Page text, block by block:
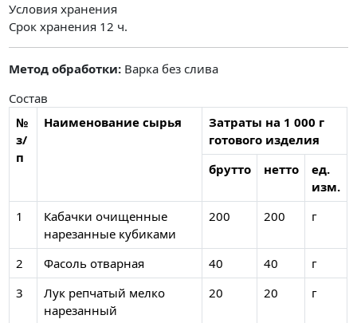
Условия хранения
Срок хранения 12 ч.
Метод обработки: Варка без слива
Состав
№
з/
п
Наименование сырья
Затраты на 1 000 г
готового изделия
брутто
нетто
ед.
изм.
1
Кабачки очищенные
нарезанные кубиками
200 200 г
2 Фасоль отварная 40 40
г
3
Лук репчатый мелко
нарезанный
20 20 г